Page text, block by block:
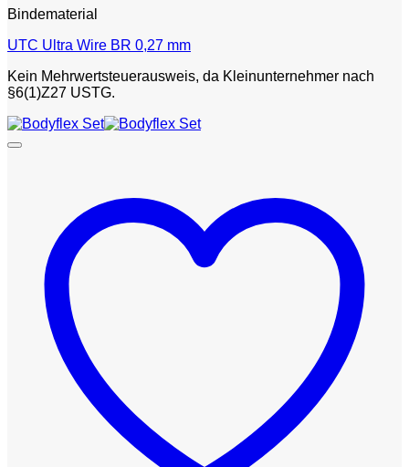
Bindematerial
UTC Ultra Wire BR 0,27 mm
Kein Mehrwertsteuerausweis, da Kleinunternehmer nach
§6(1)Z27 USTG.